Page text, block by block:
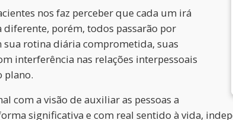
nos faz perceber que cada um irá
porém, todos passarão por
sua rotina diária comprometida, suas
interferência nas relações interpessoais
plano.
com a visão de auxiliar as pessoas a
significativa e com real sentido à vida,